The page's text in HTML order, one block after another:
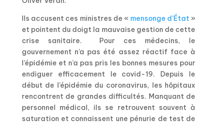
Ils accusent ces ministres de « mensonge d’État »
et pointent du doigt la mauvaise gestion de cette
crise sanitaire. Pour ces médecins, le
gouvernement n’a pas été assez réactif face à
l’épidémie et n’a pas pris les bonnes mesures pour
endiguer efficacement le covid-19. Depuis le
début de l’épidémie du coronavirus, les hôpitaux
rencontrent de grandes difficultés. Manquant de
personnel médical, ils se retrouvent souvent à
saturation et connaissent une pénurie de test de